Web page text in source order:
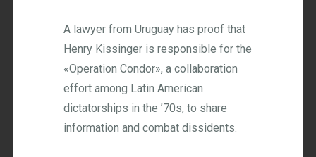
A lawyer from Uruguay has proof that
Henry Kissinger is responsible for the
«Operation Condor», a collaboration
effort among Latin American
dictatorships in the ’70s, to share
information and combat dissidents.